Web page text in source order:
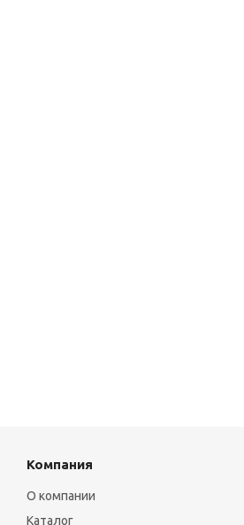
Компания
О компании
Каталог